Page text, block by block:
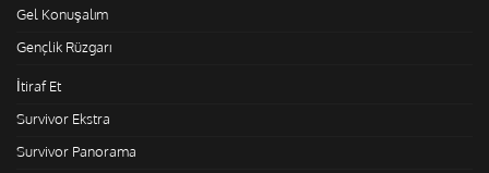
Gel Konuşalım
Gençlik Rüzgarı
İtiraf Et
Survivor Ekstra
Survivor Panorama